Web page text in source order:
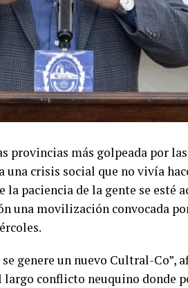
provincias más golpeada por
una crisis social que no vivía
la paciencia de la gente se esté
una movilización convocada
genere un nuevo Cultral-Co”,
largo conflicto neuquino donde